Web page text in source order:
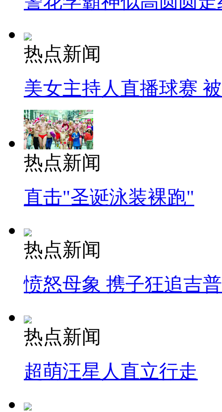
热点新闻
美女主持人直播球赛
热点新闻
直击"圣诞泳装裸跑"
热点新闻
愤怒母象 携子狂追吉
热点新闻
超萌汪星人直立行走